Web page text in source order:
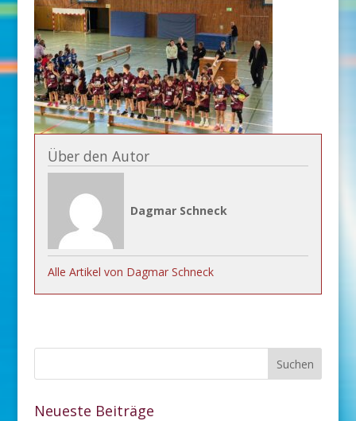
Über den Autor
Dagmar Schneck
Alle Artikel von Dagmar Schneck
Neueste Beiträge